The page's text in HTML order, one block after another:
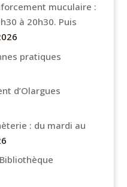
muculaire :
à 20h30. Puis
pratiques
d’Olargues
: du mardi au